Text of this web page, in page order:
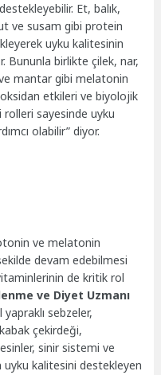
Et, balık,
ve susam gibi protein
uyku kalitesinin
Bununla birlikte çilek, nar,
mantar gibi melatonin
etkileri ve biyolojik
sayesinde uyku
olabilir” diyor.
ve melatonin
devam edebilmesi
de kritik rol
ve Diyet Uzmanı
yapraklı sebzeler,
çekirdeği,
sinir sistemi ve
kalitesini destekleyen